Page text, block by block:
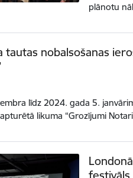
plānotu
tautas nobalsošanas
līdz 2024. gada 5.
likuma “Grozījumi
festivāls